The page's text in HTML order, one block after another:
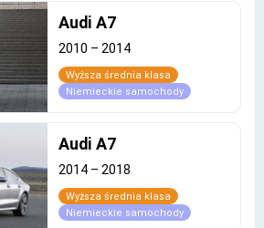
Audi A7
2010 – 2014
Wyższa średnia klasa
Niemieckie samochody
Audi A7
2014 – 2018
Wyższa średnia klasa
Niemieckie samochody